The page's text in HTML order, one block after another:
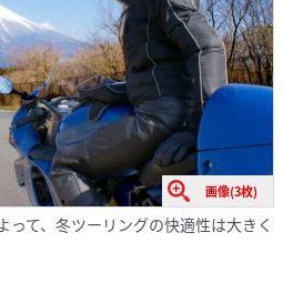
画像(3枚)
って、冬ツーリングの快適性は大きく